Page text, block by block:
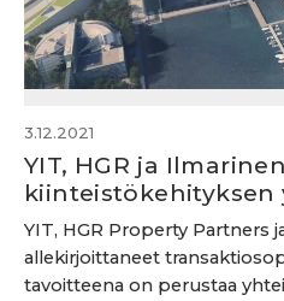
3.12.2021
YIT, HGR ja Ilmarinen
kiinteistökehityksen
YIT, HGR Property Partners
allekirjoittaneet
tavoitteena on perustaa